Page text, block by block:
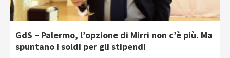
GdS – Palermo, l’opzione di Mirri non c’è più. Ma
spuntano i soldi per gli stipendi